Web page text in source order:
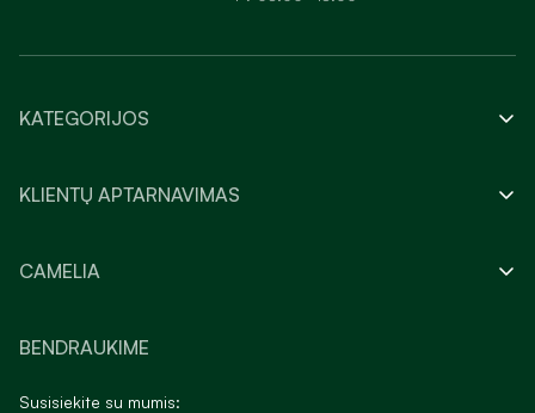
KATEGORIJOS
KLIENTŲ APTARNAVIMAS
CAMELIA
BENDRAUKIME
Susisiekite su mumis: